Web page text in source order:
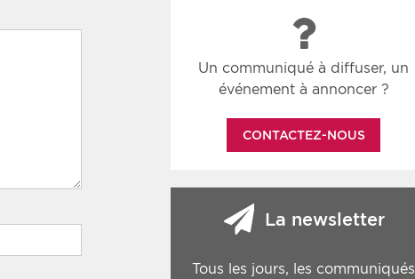
Un communiqué à diffuser, un
événement à annoncer ?
CONTACTEZ-NOUS
La newsletter
Tous les jours, les communiqués